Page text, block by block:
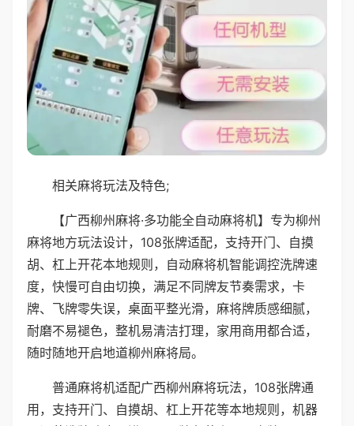
相关麻将玩法及特色;
【广西柳州麻将·多功能全自动麻将机】专为柳州
麻将地方玩法设计，108张牌适配，支持开门、自摸
胡、杠上开花本地规则，自动麻将机智能调控洗牌速
度，快慢可自由切换，满足不同牌友节奏需求，卡
牌、飞牌零失误，桌面平整光滑，麻将牌质感细腻，
耐磨不易褪色，整机易清洁打理，家用商用都合适，
随时随地开启地道柳州麻将局。
普通麻将机适配广西柳州麻将玩法，108张牌通
用，支持开门、自摸胡、杠上开花等本地规则，机器